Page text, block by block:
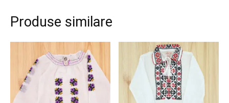
Produse similare